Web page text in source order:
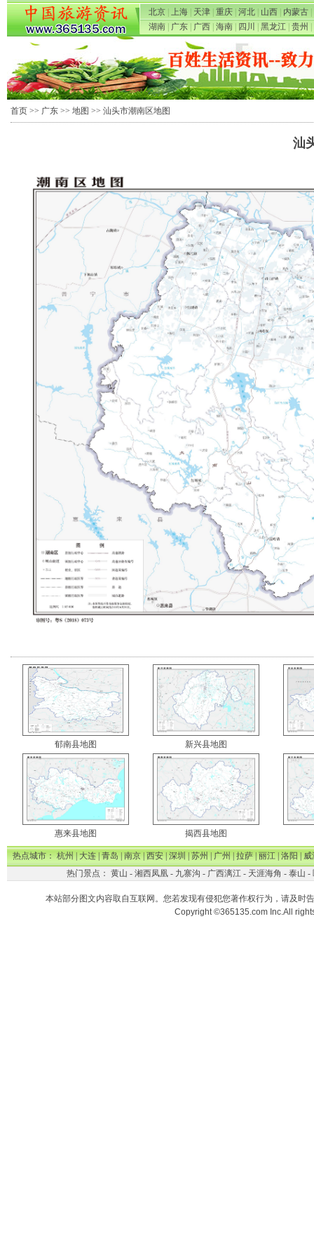
北京 上海 天津 重庆 河北 山西 内蒙古
湖南
广东 广西 海南 四川 黑龙江 贵州
首页 >> 广东 >> 地图 >> 汕头市潮南区地图
汕
郁南县地图 新兴县地图
惠来县地图 揭西县地图
热点城市：杭州|大连|青岛|南京|西安|深圳|苏州|广州|拉萨|丽江|洛阳|威
热门景点： 黄山 - 湘西凤凰- 九寨沟 - 广西漓江- 天涯海角 - 泰山 -
本站部分图文内容取自互联网。您若发现有侵犯您著作权行为，请及时
Copyright ©365135.com Inc.All